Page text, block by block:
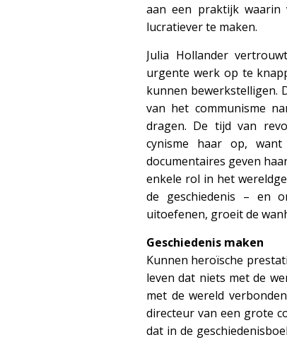
aan een praktijk waarin
lucratiever te maken.
Julia Hollander
urgente werk op te
kunnen bewerkstelligen.
van het communisme
dragen. De tijd van
cynisme haar op,
documentaires geven
enkele rol in het
de geschiedenis – en
uitoefenen, groeit de
Geschiedenis maken
Kunnen heroïsche
leven dat niets met de
met de wereld
directeur van een grote
dat in de